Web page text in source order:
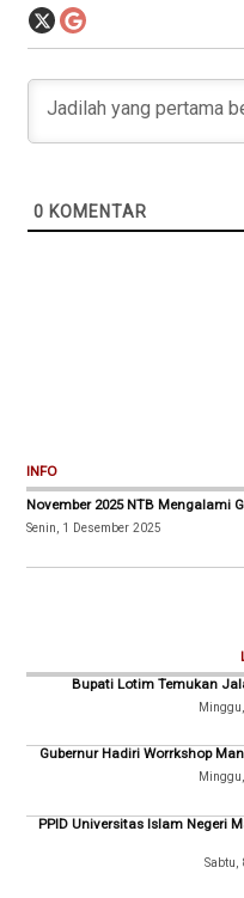
0 KOMENTAR
INFO
November 2025 NTB Mengalami
Senin, 1 Desember 2025
Bupati Lotim Temukan
Gubernur Hadiri Worrkshop
PPID Universitas Islam Negeri
Sabtu,